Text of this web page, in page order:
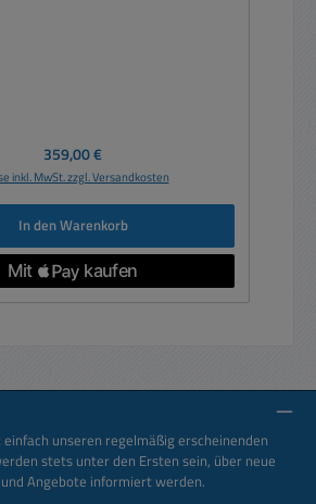
Regulärer Preis:
359,00 €
inkl. MwSt. zzgl. Versandkosten
In den Warenkorb
unseren regelmäßig erscheinenden
stets unter den Ersten sein, über neue
Angebote informiert werden.